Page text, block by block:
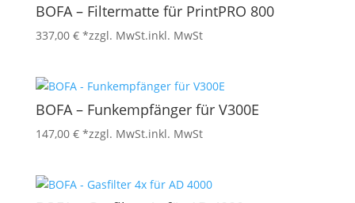
BOFA – Filtermatte für PrintPRO 800
337,00 € *zzgl. MwSt.inkl. MwSt
BOFA – Funkempfänger für V300E
147,00 € *zzgl. MwSt.inkl. MwSt